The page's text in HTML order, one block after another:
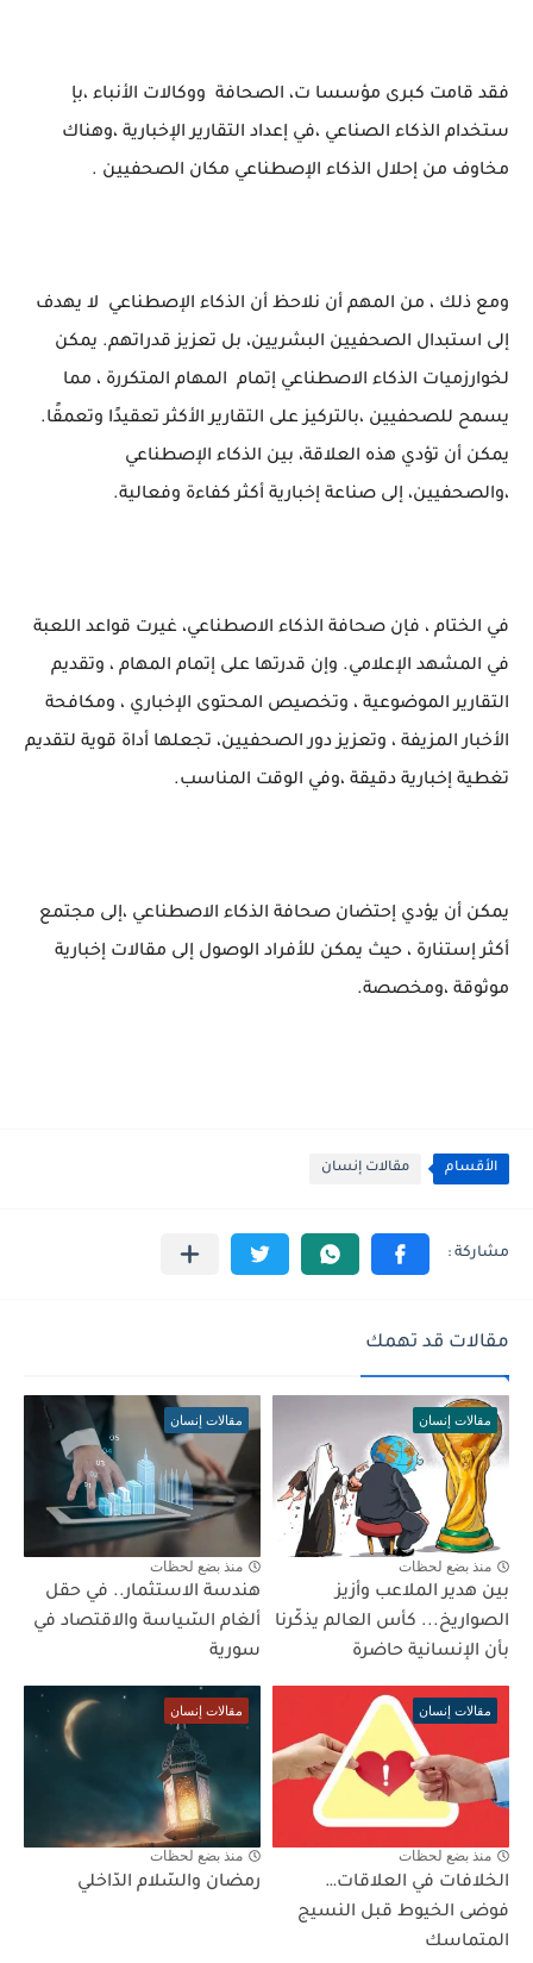
فقد قامت كبرى مؤسسا ت، الصحافة ووكالات الأنباء ،بإ
ستخدام الذكاء الصناعي ،في إعداد التقارير الإخبارية ،وهناك
مخاوف من إحلال الذكاء الإصطناعي مكان الصحفيين .
ومع ذلك ، من المهم أن نلاحظ أن الذكاء الإصطناعي
لا يهدف
إلى استبدال الصحفيين البشريين، بل تعزيز قدراتهم. يمكن
لخوارزميات الذكاء الاصطناعي إتمام المهام المتكررة ، مما
يسمح للصحفيين ،بالتركيز على التقارير الأكثر تعقيدًا وتعمقًا.
يمكن أن تؤدي هذه العلاقة، بين الذكاء الإصطناعي
،والصحفيين، إلى صناعة إخبارية أكثر كفاءة وفعالية.
في الختام ، فإن صحافة الذكاء الاصطناعي، غيرت قواعد اللعبة
في المشهد الإعلامي. وإن قدرتها على إتمام المهام ، وتقديم
التقارير الموضوعية ، وتخصيص المحتوى الإخباري ، ومكافحة
الأخبار المزيفة ، وتعزيز دور الصحفيين، تجعلها أداة قوية لتقديم
تغطية إخبارية دقيقة ،وفي الوقت المناسب.
يمكن أن يؤدي إحتضان صحافة الذكاء الاصطناعي ،إلى مجتمع
أكثر إستنارة ، حيث يمكن للأفراد الوصول إلى مقالات إخبارية
موثوقة ،ومخصصة.
الأقسام مقالات إنسان
مقالات قد تهمك
مقالات إنسان
منذ بضع لحظات
بين هدير الملاعب وأزيز
الصواريخ... كأس العالم يذكّرنا
بأن الإنسانية حاضرة
مقالات إنسان
منذ بضع لحظات
هندسة الاستثمار.. في حقل
ألغام السّياسة والاقتصاد في
سورية
مقالات إنسان
منذ بضع لحظات
الخلافات في العلاقات…
فوضى الخيوط قبل النسيج
المتماسك
مقالات إنسان
منذ بضع لحظات
رمضان والسّلام الدّاخلي